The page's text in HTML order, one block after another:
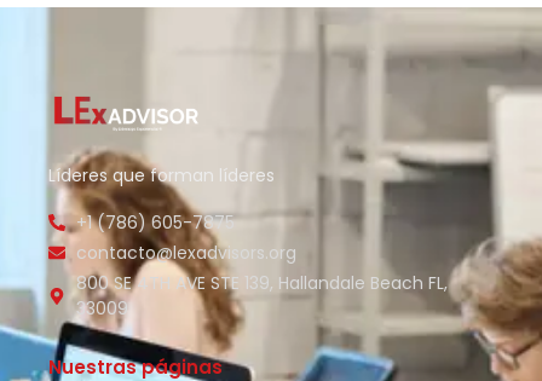
Líderes que forman líderes
+1 (786) 605-7875
contacto@lexadvisors.org
800 SE 4TH AVE STE 139, Hallandale Beach FL,
33009
Nuestras páginas